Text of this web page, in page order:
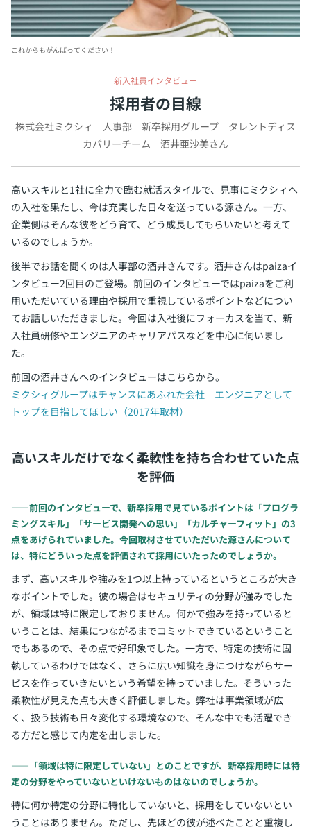
これからもがんばってください！
新入社員インタビュー
採用者の目線
株式会社ミクシィ 人事部 新卒採用グループ タレントディス
カバリーチーム 酒井亜沙美さん
高いスキルと1社に全力で臨む就活スタイルで、見事にミクシィへ
の入社を果たし、今は充実した日々を送っている源さん。一方、
企業側はそんな彼をどう育て、どう成長してもらいたいと考えて
いるのでしょうか。
後半でお話を聞くのは人事部の酒井さんです。酒井さんはpaizaイ
ンタビュー2回目のご登場。前回のインタビューではpaizaをご利
用いただいている理由や採用で重視しているポイントなどについ
てお話しいただきました。今回は入社後にフォーカスを当て、新
入社員研修やエンジニアのキャリアパスなどを中心に伺いまし
た。
前回の酒井さんへのインタビューはこちらから。
ミクシィグループはチャンスにあふれた会社 エンジニアとして
トップを目指してほしい（2017年取材）
高いスキルだけでなく柔軟性を持ち合わせていた点
を評価
――前回のインタビューで、新卒採用で見ているポイントは「プログラ
ミングスキル」「サービス開発への思い」「カルチャーフィット」の3
点をあげられていました。今回取材させていただいた源さんについて
は、特にどういった点を評価されて採用にいたったのでしょうか。
まず、高いスキルや強みを1つ以上持っているというところが大き
なポイントでした。彼の場合はセキュリティの分野が強みでした
が、領域は特に限定しておりません。何かで強みを持っていると
いうことは、結果につながるまでコミットできているということ
でもあるので、その点で好印象でした。一方で、特定の技術に固
執しているわけではなく、さらに広い知識を身につけながらサー
ビスを作っていきたいという希望を持っていました。そういった
柔軟性が見えた点も大きく評価しました。弊社は事業領域が広
く、扱う技術も日々変化する環境なので、そんな中でも活躍でき
る方だと感じて内定を出しました。
――「領域は特に限定していない」とのことですが、新卒採用時には特
定の分野をやっていないといけないものはないのでしょうか。
特に何か特定の分野に特化していないと、採用をしていないとい
うことはありません。ただし、先ほどの彼が述べたことと重複し